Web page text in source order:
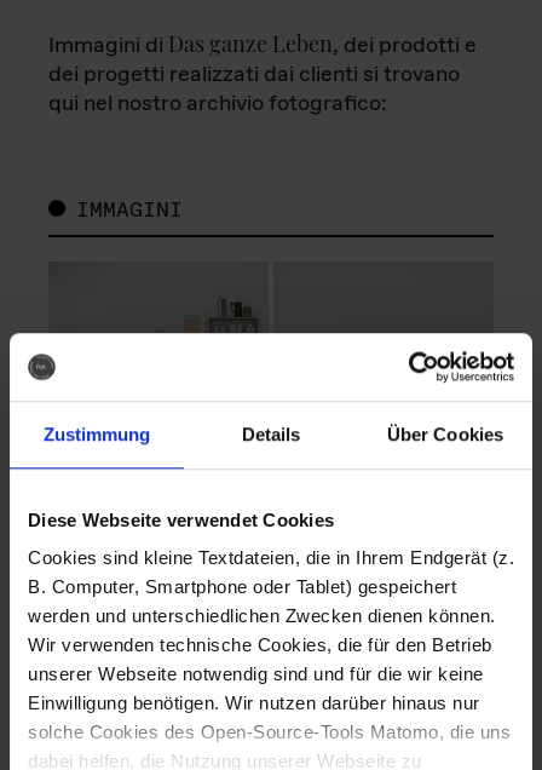
Zustimmung Details Über Cookies
Diese Webseite verwendet Cookies
Cookies sind kleine Textdateien, die in Ihrem Endgerät (z.
B. Computer, Smartphone oder Tablet) gespeichert
werden und unterschiedlichen Zwecken dienen können.
Wir verwenden technische Cookies, die für den Betrieb
unserer Webseite notwendig sind und für die wir keine
Einwilligung benötigen. Wir nutzen darüber hinaus nur
solche Cookies des Open-Source-Tools Matomo, die uns
dabei helfen, die Nutzung unserer Webseite zu
Immagini di Das ganze Leben, dei prodotti e
dei progetti realizzati dai clienti si trovano
qui nel nostro archivio fotografico:
IMMAGINI
Fotografo: Lorenz
Sternbach
Download
Fotografo: Lorenz
Sternbach
Download